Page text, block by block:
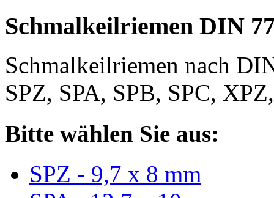
Schmalkeilriemen DIN
Schmalkeilriemen nach
SPZ, SPA, SPB, SPC,
Bitte wählen Sie aus:
SPZ - 9,7 x 8 mm